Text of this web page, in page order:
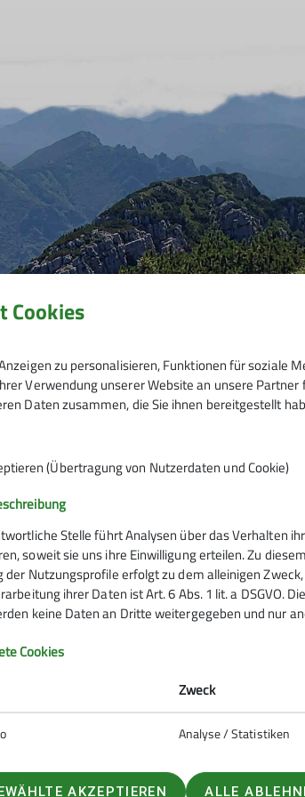
Klettern
Kletterzentrum
Wasserturm
Cookies
zu personalisieren, Funktionen für soziale
Verwendung unserer Website an unsere
Daten zusammen, die Sie ihnen bereitgestellt
(Übertragung von Nutzerdaten und Cookie)
Stelle führt Analysen über das Verhalten
soweit sie uns ihre Einwilligung erteilen. Zu
der Nutzungsprofile erfolgt zu dem alleinigen
ihrer Daten ist Art. 6 Abs. 1 lit. a DSGVO.
keine Daten an Dritte weitergegeben und nur
Cookies
Zweck
Analyse / Statistiken
AKZEPTIEREN ALLE